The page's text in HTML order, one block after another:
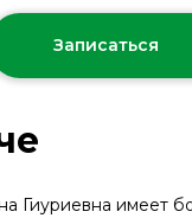
Гиуриевна имеет
Записаться